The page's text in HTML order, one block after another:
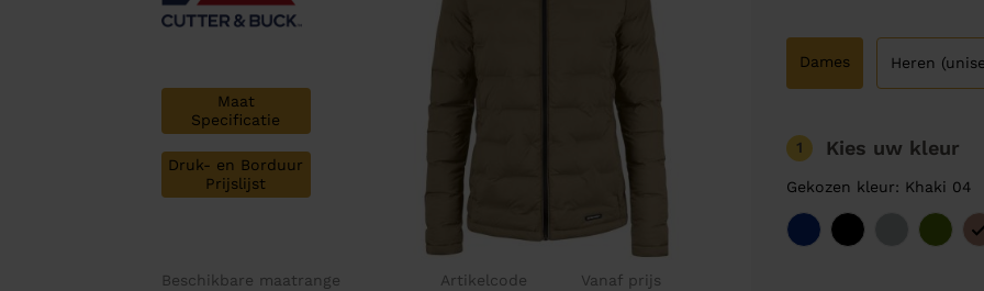
Maat
Specificatie
Druk- en Borduur
Prijslijst
Beschikbare maatrange Artikelcode Vanaf prijs
Dames Heren
1 Kies uw kleur
Gekozen kleur: Khaki 04